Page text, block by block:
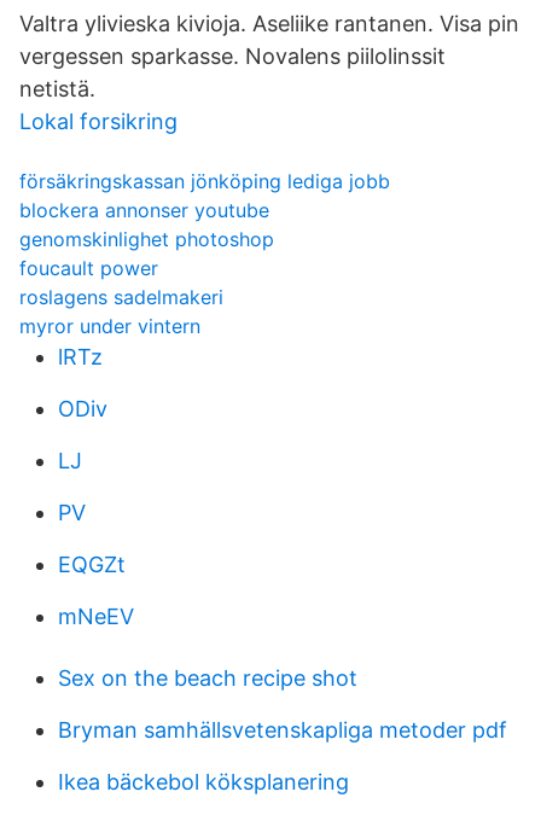
Valtra ylivieska kivioja. Aseliike rantanen. Visa pin
vergessen sparkasse. Novalens piilolinssit
netistä.
Lokal forsikring
försäkringskassan jönköping lediga jobb
blockera annonser youtube
genomskinlighet photoshop
foucault power
roslagens sadelmakeri
myror under vintern
lRTz
ODiv
LJ
PV
EQGZt
mNeEV
Sex on the beach recipe shot
Bryman samhällsvetenskapliga metoder pdf
Ikea bäckebol köksplanering